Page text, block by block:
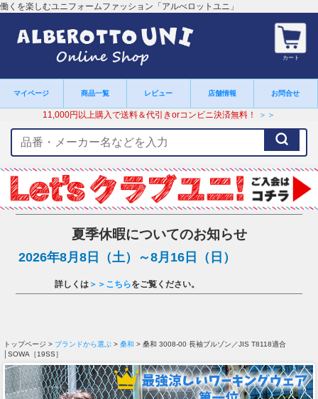
働くを楽しむユニフォームファッション「アルべロットユニ」
カート
マイページ 商品一覧 レビュー 店舗情報 お問合せ
11,000円以上購入で送料＆代引きorコンビニ決済無料！ ＞＞
ー
ワ
ー
ド
夏季休暇についてのお知らせ
2026年8月8日（土）～8月16日（日）
詳しくは ＞＞こちらをご覧ください。
トップページ > ブランドから選ぶ > 桑和 > 桑和 3008-00 長袖ブルゾン／JIS T8118適合
│SOWA［19SS］